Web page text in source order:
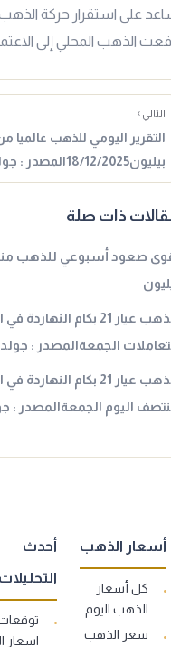
على استقرار حركة
الذهب المحلي إلى
التالي ›
التقرير اليومي للذهب عالميا
بيليون18/12/2025المصدر : جولد…
ذات صلة
صعود أسبوعي للذهب منذ
الذهب عيار 21 بكام
الجمعةالمصدر : جولد
الذهب عيار 21 بكام
اليوم الجمعةالمصدر :
أسعار الذهب
كل أسعار
الذهب اليوم
سعر الذهب
أحدث
التحليلات
اسعار